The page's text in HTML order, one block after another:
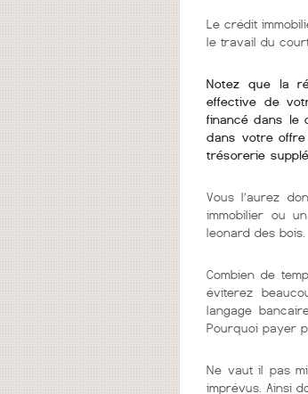
Le crédit
le travail du
Notez que la
effective de
financé dans le
dans votre
trésorerie
Vous l’aurez
immobilier ou
leonard des bois.
Combien de
éviterez
langage
Pourquoi payer
Ne vaut il pas
imprévus. Ainsi